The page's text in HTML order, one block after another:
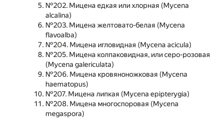
№202. Мицена едкая или хлорная (Mycena
alcalina)
№203. Мицена желтовато-белая (Mycena
flavoalba)
№204. Мицена игловидная (Mycena acicula)
№205. Мицена колпаковидная, или серо-розовая
(Mycena galericulata)
№206. Мицена кровяноножковая (Mycena
haematopus)
№207. Мицена липкая (Mycena epipterygia)
№208. Мицена многоспоровая (Mycena
megaspora)